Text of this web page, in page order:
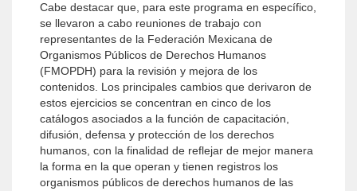
Cabe destacar que, para este programa en específico,
se llevaron a cabo reuniones de trabajo con
representantes de la Federación Mexicana de
Organismos Públicos de Derechos Humanos
(FMOPDH) para la revisión y mejora de los
contenidos. Los principales cambios que derivaron de
estos ejercicios se concentran en cinco de los
catálogos asociados a la función de capacitación,
difusión, defensa y protección de los derechos
humanos, con la finalidad de reflejar de mejor manera
la forma en la que operan y tienen registros los
organismos públicos de derechos humanos de las